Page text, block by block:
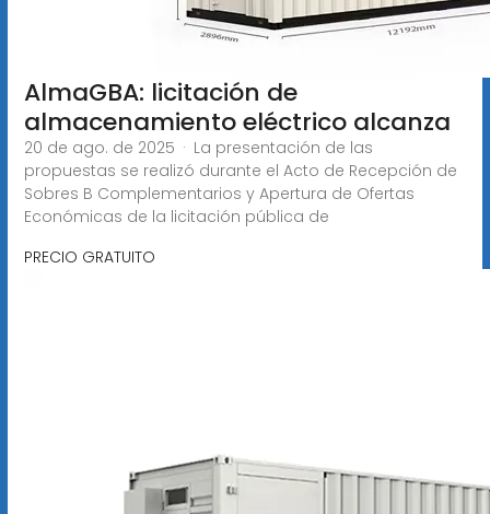
AlmaGBA: licitación de
almacenamiento eléctrico alcanza
20 de ago. de 2025 · La presentación de las
propuestas se realizó durante el Acto de Recepción de
Sobres B Complementarios y Apertura de Ofertas
Económicas de la licitación pública de
PRECIO GRATUITO